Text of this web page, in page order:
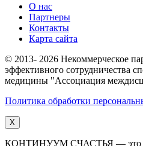
О нас
Партнеры
Контакты
Карта сайта
© 2013- 2026 Некоммерческое
эффективного сотрудничества
медицины "Ассоциация
Политика обработки
X
КОНТИНУУМ СЧАСТЬЯ — это